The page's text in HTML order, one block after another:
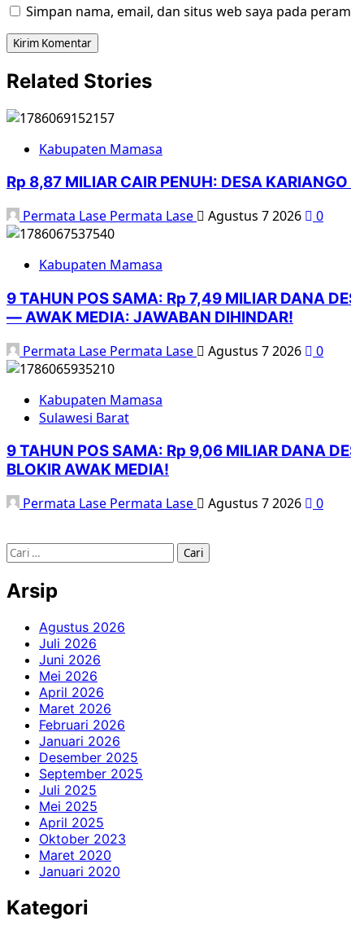
Simpan nama, email, dan situs web saya pada
Related Stories
Kabupaten Mamasa
Rp 8,87 MILIAR CAIR PENUH: DESA
Permata Lase Permata Lase Agustus 7 2026 0
Kabupaten Mamasa
9 TAHUN POS SAMA: Rp 7,49 MILIAR DANA
— AWAK MEDIA: JAWABAN DIHINDAR!
Permata Lase Permata Lase Agustus 7 2026 0
Kabupaten Mamasa
Sulawesi Barat
9 TAHUN POS SAMA: Rp 9,06 MILIAR DANA
BLOKIR AWAK MEDIA!
Permata Lase Permata Lase Agustus 7 2026 0
Arsip
Agustus 2026
Juli 2026
Juni 2026
Mei 2026
April 2026
Maret 2026
Februari 2026
Januari 2026
Desember 2025
September 2025
Juli 2025
Mei 2025
April 2025
Oktober 2023
Maret 2020
Januari 2020
Kategori